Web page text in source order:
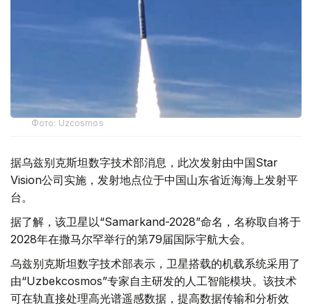
Фото: Uzcosmos
据乌兹别克斯坦数字技术部消息，此次发射由中国Star
Vision公司实施，发射地点位于中国山东省近海海上发射平
台。
据了解，该卫星以“Samarkand-2028”命名，名称取自将于
2028年在撒马尔罕举行的第79届国际宇航大会。
乌兹别克斯坦数字技术部表示，卫星搭载的机载系统采用了
由“Uzbekcosmos”专家自主研发的人工智能模块。该技术
可在轨直接处理高光谱遥感数据，提高数据传输和分析效